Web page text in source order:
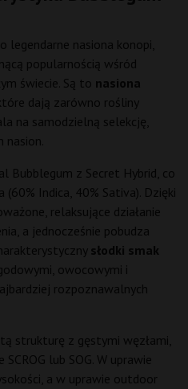
legendarne nasiona konopi,
popularnością wśród
świecie. Są to nasiona
dają zarówno rośliny
na samodzielną selekcję,
nasion.
Bubblegum z Secret Hybrid, co
(60% Indica, 40% Sativa). Dzięki
relaksujące działanie
a jednocześnie pobudza
słodki smak
owocowymi i
rozpoznawalnych
strukturę z gęstymi węzłami,
lub SOG. W uprawie
a w uprawie outdoor